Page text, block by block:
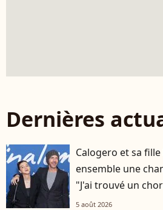
Dernières
Calogero et sa
ensemble une
"J'ai trouvé un
5 août 2026